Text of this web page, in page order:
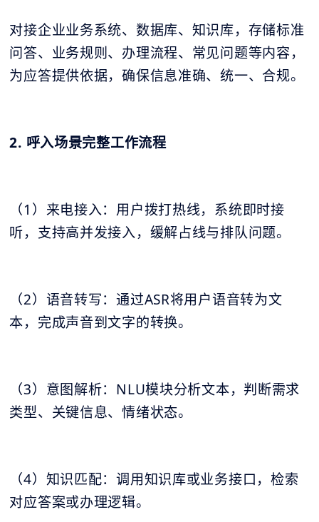
对接企业业务系统、数据库、知识库，存储标准
问答、业务规则、办理流程、常见问题等内容，
为应答提供依据，确保信息准确、统一、合规。
2. 呼入场景完整工作流程
（1）来电接入：用户拨打热线，系统即时接
听，支持高并发接入，缓解占线与排队问题。
（2）语音转写：通过ASR将用户语音转为文
本，完成声音到文字的转换。
（3）意图解析：NLU模块分析文本，判断需求
类型、关键信息、情绪状态。
（4）知识匹配：调用知识库或业务接口，检索
对应答案或办理逻辑。